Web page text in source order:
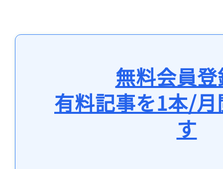
無料会員
有料記事を1本/
す